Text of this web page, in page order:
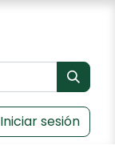
Iniciar sesión